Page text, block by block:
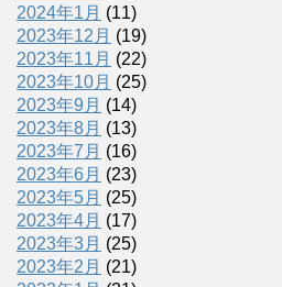
2024年1月 (11)
2023年12月 (19)
2023年11月 (22)
2023年10月 (25)
2023年9月 (14)
2023年8月 (13)
2023年7月 (16)
2023年6月 (23)
2023年5月 (25)
2023年4月 (17)
2023年3月 (25)
2023年2月 (21)